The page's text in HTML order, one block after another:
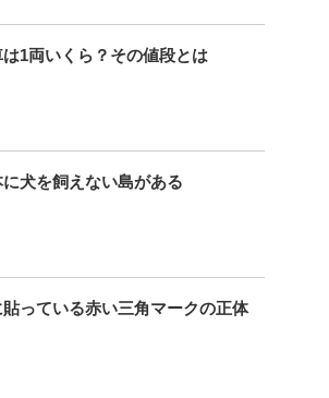
1両いくら？その値段とは
に犬を飼えない島がある
貼っている赤い三角マークの正体